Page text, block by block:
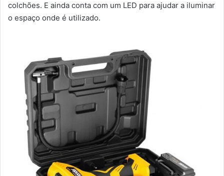
colchões. E ainda conta com um LED para ajudar a iluminar
o espaço onde é utilizado.